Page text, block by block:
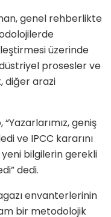
genel rehberlikte
üzerinde
prosesler ve
diğer arazi
geniş
ve IPCC kararını
bilgilerin gerekli
dedi.
envanterlerinin
bir metodolojik